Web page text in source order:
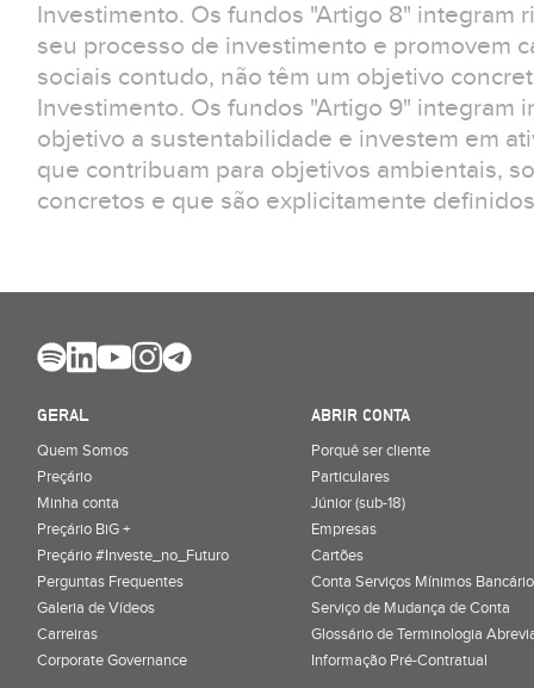
Investimento. Os fundos "Artigo 8" integram
seu processo de investimento e promovem
sociais contudo, não têm um objetivo
Investimento. Os fundos "Artigo 9" integram
objetivo a sustentabilidade e investem em
que contribuam para objetivos ambientais,
concretos e que são explicitamente
GERAL
Quem Somos
Preçário
Minha conta
Preçário BiG +
Preçário #Investe_no_Futuro
Perguntas Frequentes
Galeria de Vídeos
Carreiras
Corporate Governance
ABRIR CONTA
Porquê ser cliente
Particulares
Júnior (sub-18)
Empresas
Cartões
Conta Serviços Mínimos
Serviço de Mudança de Conta
Glossário de Terminologia
Informação Pré-Contratual